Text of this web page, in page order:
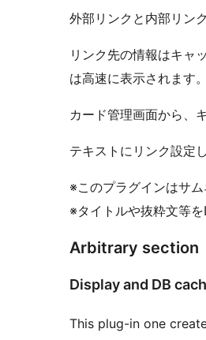
外部リンクと内部リン
リンク先の情報はキャ
は高速に表示されます。
カード管理画面から、
テキストにリンク設定
※このプラグインはサ
※タイトルや抜粋文等
Arbitrary section
Display and DB
This plug-in one